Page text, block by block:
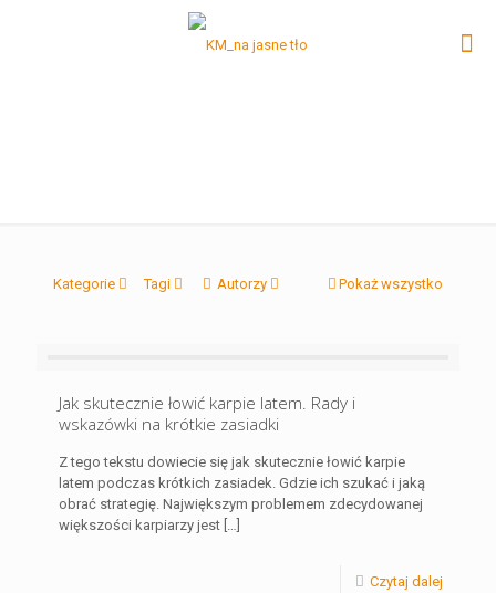
Kategorie Tagi Autorzy Pokaż wszystko
Jak skutecznie łowić karpie latem. Rady i
wskazówki na krótkie zasiadki
Z tego tekstu dowiecie się jak skutecznie łowić karpie
latem podczas krótkich zasiadek. Gdzie ich szukać i jaką
obrać strategię. Największym problemem zdecydowanej
większości karpiarzy jest […]
Czytaj dalej